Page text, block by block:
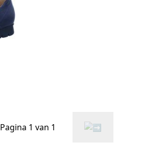
Pagina 1 van 1